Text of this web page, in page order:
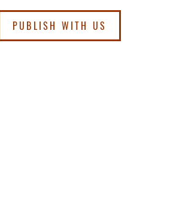
PUBLISH WITH US